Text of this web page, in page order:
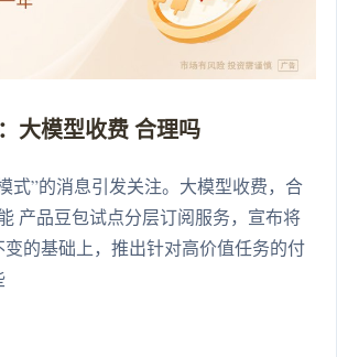
大模型收费 合理吗
式”的消息引发关注。大模型收费，合
产品豆包试点分层订阅服务，宣布将
的基础上，推出针对高价值任务的付